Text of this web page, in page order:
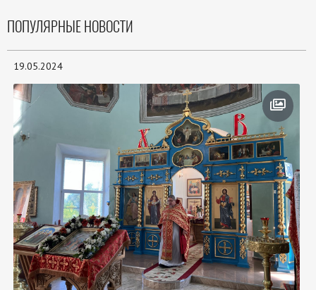
ПОПУЛЯРНЫЕ НОВОСТИ
19.05.2024